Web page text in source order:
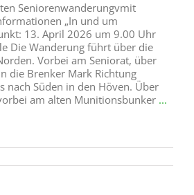
Seniorenwanderungvmit
„In und um
13. April 2026 um 9.00 Uhr
Die Wanderung führt über die
Vorbei am Seniorat, über
die Brenker Mark Richtung
nach Süden in den Höven. Über
am alten Munitionsbunker ...